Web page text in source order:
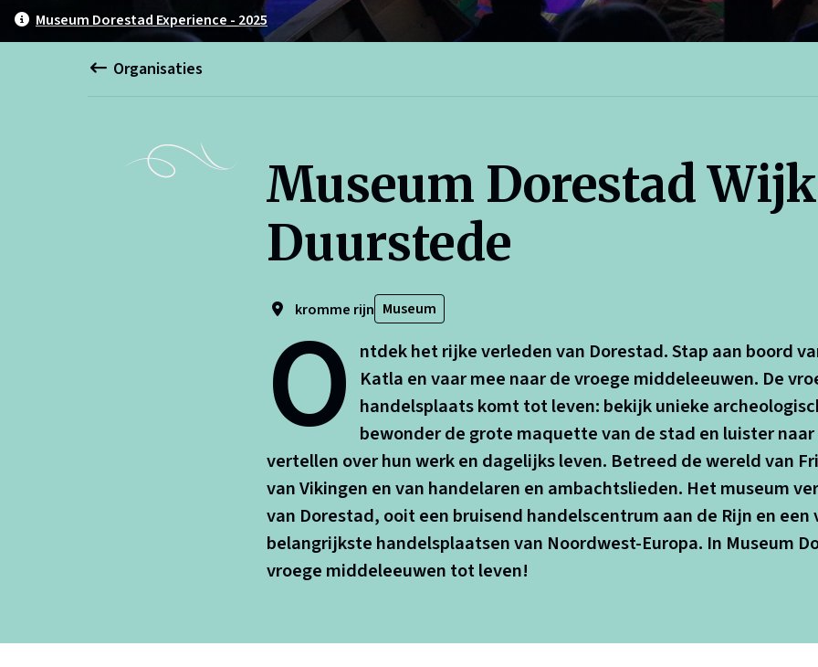
Museum Dorestad Experience - 2025
Organisaties
Museum Dorestad
Duurstede
kromme rijn Museum
O ntdek het rijke verleden van Dorestad. Stap aan boord
Katla en vaar mee naar de vroege middeleeuwen. De
handelsplaats komt tot leven: bekijk unieke
bewonder de grote maquette van de stad en luister
vertellen over hun werk en dagelijks leven. Betreed de wereld van
van Vikingen en van handelaren en ambachtslieden. Het museum
van Dorestad, ooit een bruisend handelscentrum aan de Rijn en een
belangrijkste handelsplaatsen van Noordwest-Europa. In Museum
vroege middeleeuwen tot leven!